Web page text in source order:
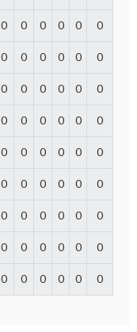
0 0 0 0 0 0
0 0 0 0 0 0
0 0 0 0 0 0
0 0 0 0 0 0
0 0 0 0 0 0
0 0 0 0 0 0
0 0 0 0 0 0
0 0 0 0 0 0
0 0 0 0 0 0